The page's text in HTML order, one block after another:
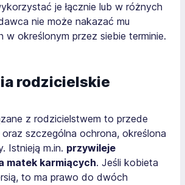
je łącznie lub w różnych
nie może nakazać mu
w określonym przez siebie terminie.
rodzicielskie
z rodzicielstwem to przede
szczególna ochrona, określona
Istnieją m.in. przywileje
matek karmiących. Jeśli kobieta
to ma prawo do dwóch